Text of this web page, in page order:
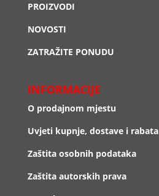
PROIZVODI
NOVOSTI
ZATRAŽITE PONUDU
INFORMACIJE
O prodajnom mjestu
Uvjeti kupnje, dostave i rabata
Zaštita osobnih podataka
Zaštita autorskih prava